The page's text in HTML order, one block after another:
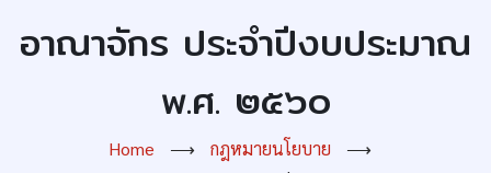
อาณาจักร ประจำปีงบประมาณ
พ.ศ. ๒๕๖๐
Home ⟶ กฎหมายนโยบาย
⟶